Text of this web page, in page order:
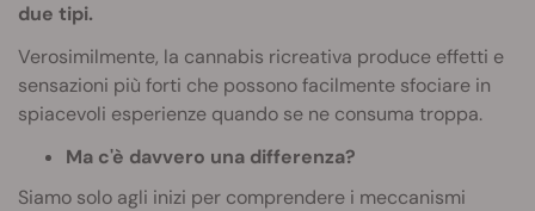
due tipi.
Verosimilmente, la cannabis ricreativa produce effetti e
sensazioni più forti che possono facilmente sfociare in
spiacevoli esperienze quando se ne consuma troppa.
Ma c'è davvero una differenza?
Siamo solo agli inizi per comprendere i meccanismi